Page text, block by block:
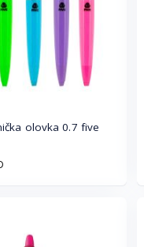
olovka 0.7 five